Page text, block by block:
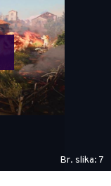
Br. slika: 7